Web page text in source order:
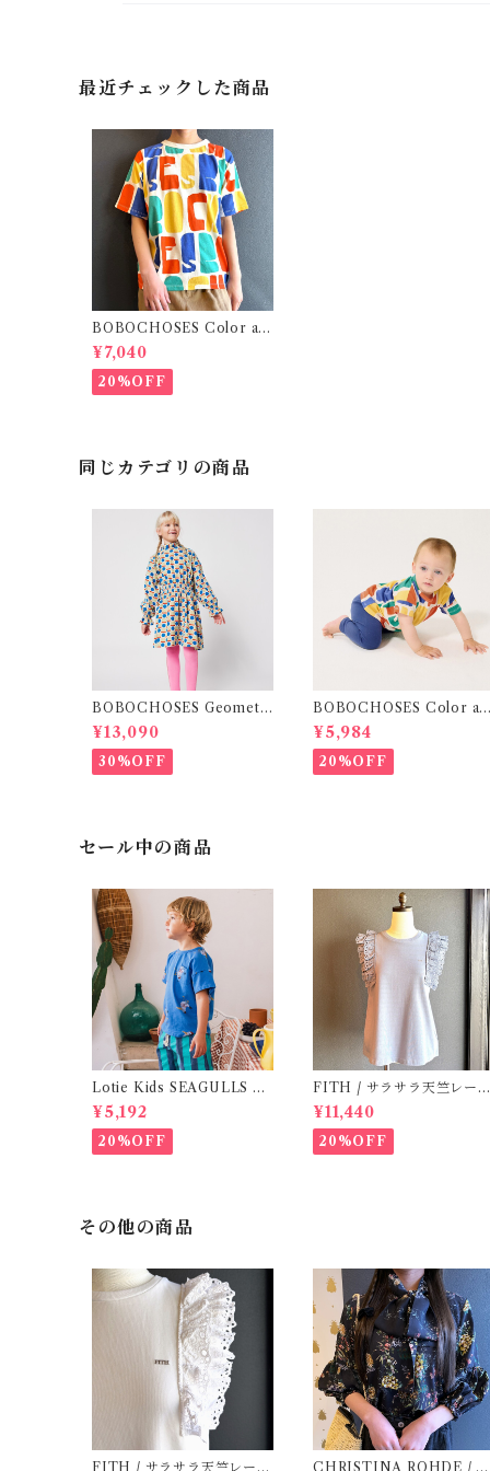
最近チェックした商品
BOBOCHOSES Color all
over T-shirt / 8-12y
¥7,040
20%OFF
同じカテゴリの商品
BOBOCHOSES Geometri
c Scacs all over dress / 4
-8Y
¥13,090
30%OFF
BOBOCHOSES Color all
over T-shirt / 12・24m
¥5,984
20%OFF
セール中の商品
Lotie Kids SEAGULLS Te
e (12m- 8Y)
¥5,192
20%OFF
FITH / サラサラ天竺レース
Tシャツ (BL) / 145・155
¥11,440
20%OFF
その他の商品
FITH / サラサラ天竺レース CHRISTINA ROHDE / Bl